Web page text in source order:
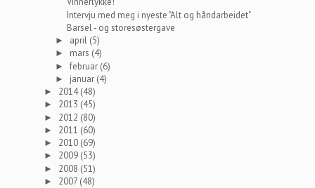
Intervju med meg i nyeste "Alt og håndarbeidet"
Barsel - og storesøstergave
► april (5)
► mars (4)
►februar (6)
► januar (4)
► 2014(48)
► 2013 (45)
► 2012 (80)
► 2011 (60)
► 2010 (69)
► 2009 (53)
► 2008 (51)
► 2007 (48)